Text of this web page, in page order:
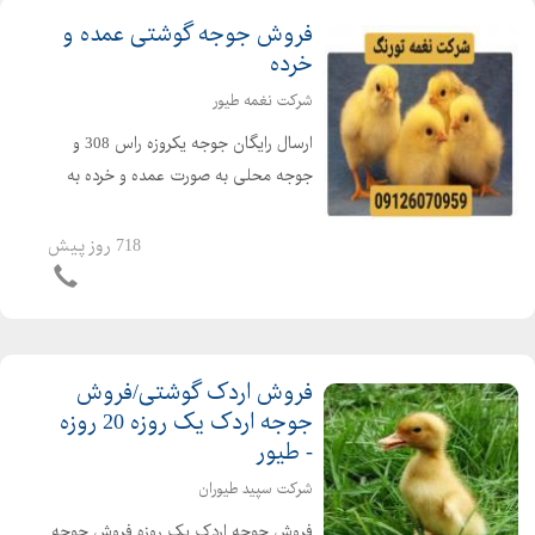
فروش جوجه گوشتی عمده و
خرده
شرکت نغمه طیور
ارسال رایگان جوجه یکروزه راس 308 و
جوجه محلی به صورت عمده و خرده به
کیفیت فروش مرغ بومی یک روزه به
صورت عمده و خرده بهترین قیمت جوجه
718 روز پیش
فروش اردک گوشتی/فروش
جوجه اردک یک روزه 20 روزه
- طیور
شرکت سپید طیوران